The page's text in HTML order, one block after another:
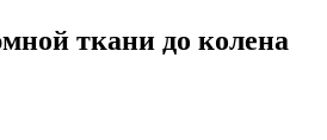
ткани до колена